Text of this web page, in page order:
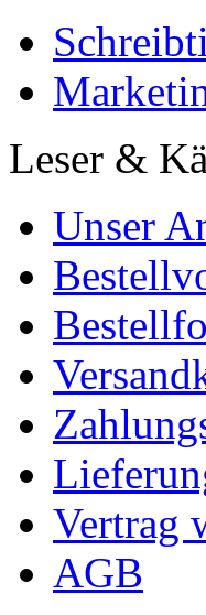
Leser &
Unser
Vertrag
AGB